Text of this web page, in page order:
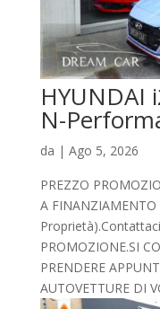
HYUNDAI
N-
da | Ago 5, 2026
PREZZO
A
PROMOZIONE.SI
PRENDERE
AUTOVETTURE DI